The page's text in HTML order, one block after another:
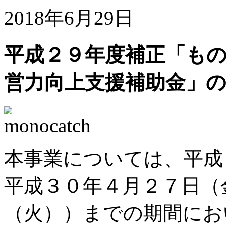
2018年6月29日
平成２９年度補正「も
営力向上支援補助金」
本事業については、平
平成３０年４月２７日
（火））までの期間に